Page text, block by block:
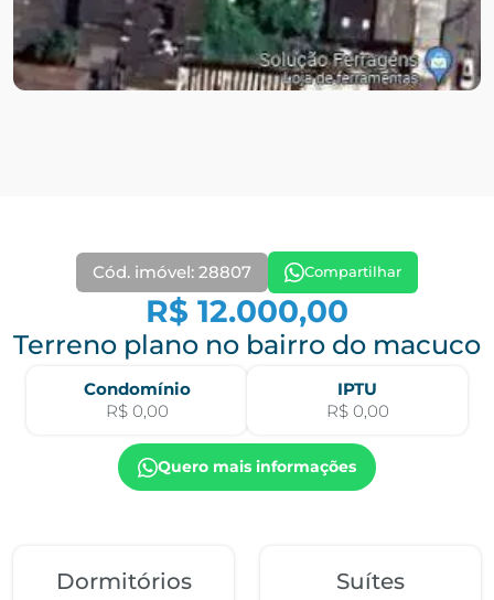
Cód. imóvel: 28807 Compartilhar
R$ 12.000,00
Terreno plano no bairro do macuco
Condomínio
R$ 0,00
IPTU
R$ 0,00
Quero mais informações
Dormitórios Suítes